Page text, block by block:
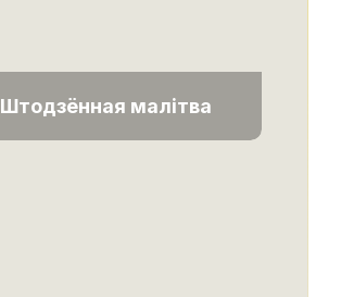
Штодзённая малітва